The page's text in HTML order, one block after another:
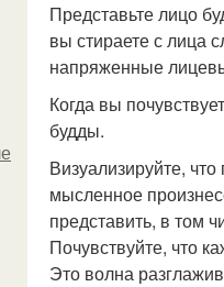
Представьте лицо
вы стираете с лица
напряженные
Когда вы
будды.
Визуализируйте,
мысленное
представить, в том
Почувствуйте, что
Это волна